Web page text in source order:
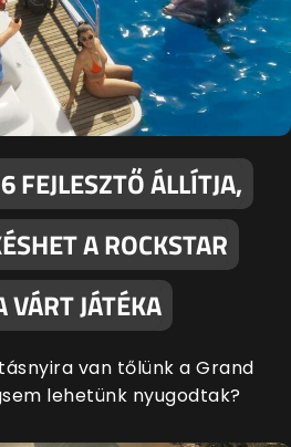
FEJLESZTŐ ÁLLÍTJA,
A ROCKSTAR
VÁRT JÁTÉKA
van tőlünk a Grand
lehetünk nyugodtak?